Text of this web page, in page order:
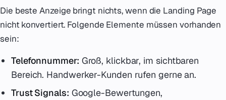
Die beste Anzeige bringt nichts, wenn die Landing Page
nicht konvertiert. Folgende Elemente müssen vorhanden
sein:
Telefonnummer: Groß, klickbar, im sichtbaren
Bereich. Handwerker-Kunden rufen gerne an.
Trust Signals: Google-Bewertungen,